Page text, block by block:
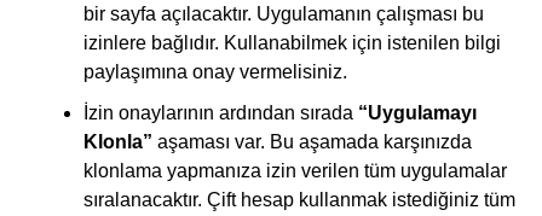
bir sayfa açılacaktır. Uygulamanın çalışması bu
izinlere bağlıdır. Kullanabilmek için istenilen bilgi
paylaşımına onay vermelisiniz.
İzin onaylarının ardından sırada “Uygulamayı
Klonla” aşaması var. Bu aşamada karşınızda
klonlama yapmanıza izin verilen tüm uygulamalar
sıralanacaktır. Çift hesap kullanmak istediğiniz tüm